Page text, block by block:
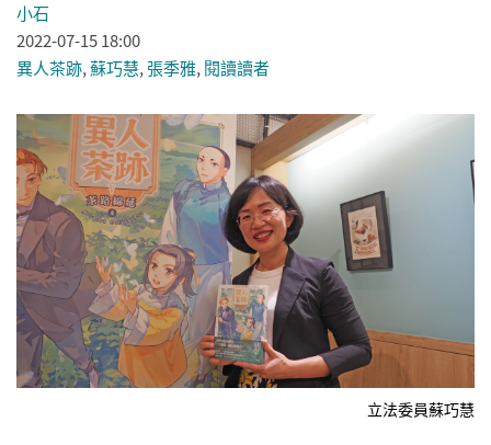
小石
2022-07-15 18:00
異人茶跡,蘇巧慧, 張季雅, 閱讀讀者
立法委員蘇巧慧